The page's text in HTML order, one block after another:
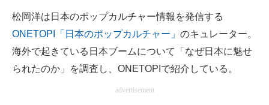
松岡洋は日本のポップカルチャー情報を発信する
ONETOPI「日本のポップカルチャー」 のキュレーター。
海外で起きている日本ブームについて「なぜ日本に魅せ
られたのか」を調査し、ONETOPIで紹介している。
advertisement